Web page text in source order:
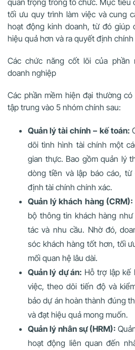
quan trọng trong tổ chức. Mục tiêu
tối ưu quy trình làm việc và cung
hoạt động kinh doanh, từ đó giúp
hiệu quả hơn và ra quyết định
Các chức năng cốt lõi của phần
doanh nghiệp
Các phần mềm hiện đại thường
tập trung vào 5 nhóm chính sau:
Quản lý tài chính – kế toán:
dõi tình hình tài chính một
gian thực. Bao gồm quản lý
dòng tiền và lập báo cáo,
định tài chính chính xác.
Quản lý khách hàng (CRM):
bộ thông tin khách hàng
tác và nhu cầu. Nhờ đó,
sóc khách hàng tốt hơn, tối
mối quan hệ lâu dài.
Quản lý dự án: Hỗ trợ lập kế
việc, theo dõi tiến độ và
bảo dự án hoàn thành đúng
và đạt hiệu quả mong muốn.
Quản lý nhân sự (HRM):
hoạt động liên quan đến